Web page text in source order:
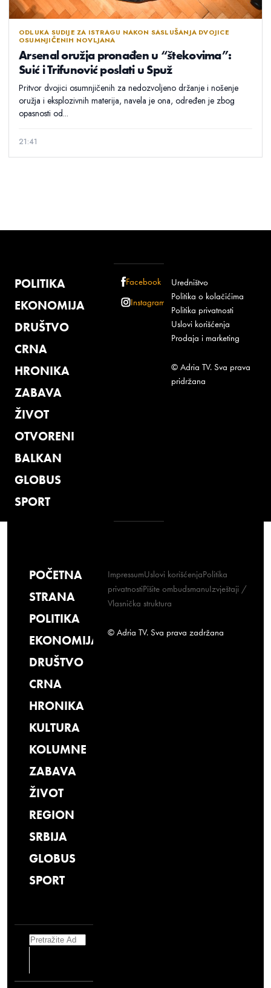
ODLUKA SUDIJE ZA ISTRAGU NAKON SASLUŠANJA DVOJICE
OSUMNJIČENIH NOVLJANA
Arsenal oružja pronađen u “štekovima”:
Suić i Trifunović poslati u Spuž
Pritvor dvojici osumnjičenih za nedozvoljeno držanje i nošenje
oružja i eksplozivnih materija, navela je ona, određen je zbog
opasnosti od...
21:41
POLITIKA
EKONOMIJA
DRUŠTVO
CRNA
HRONIKA
ZABAVA
ŽIVOT
OTVORENI
BALKAN
GLOBUS
SPORT
Facebook
Instagram
Uredništvo
Politika o kolačićima
Politika privatnosti
Uslovi korišćenja
Prodaja i marketing
© Adria TV. Sva prava
pridržana
POČETNA
STRANA
POLITIKA
EKONOMIJA
DRUŠTVO
CRNA
HRONIKA
KULTURA
KOLUMNE
ZABAVA
ŽIVOT
REGION
SRBIJA
GLOBUS
SPORT
Search
ImpressumUslovi korišćenjaPolitika
privatnostiPišite ombudsmanuIzvještaji /
Vlasnička struktura
© Adria TV. Sva prava zadržana